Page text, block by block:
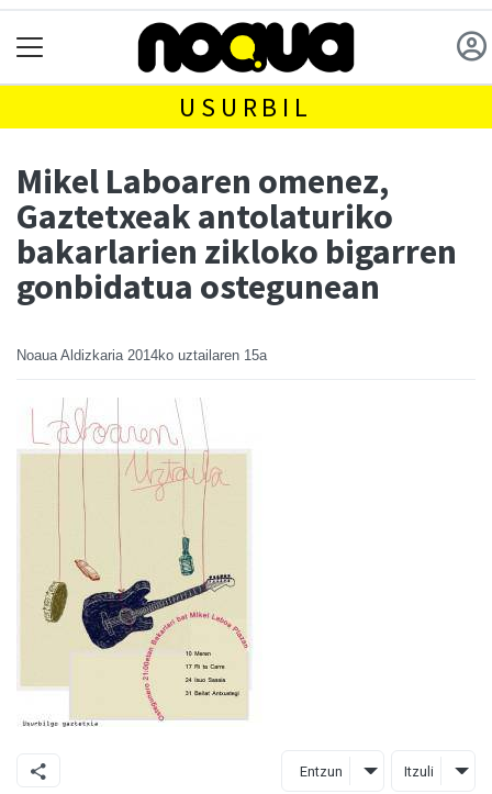
USURBIL
Mikel Laboaren omenez,
Gaztetxeak antolaturiko
bakarlarien zikloko bigarren
gonbidatua ostegunean
Noaua Aldizkaria 2014ko uztailaren 15a
Entzun Itzuli